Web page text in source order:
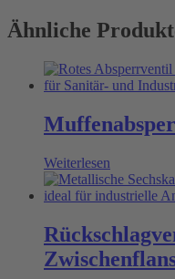
Ähnliche
Weiterlesen